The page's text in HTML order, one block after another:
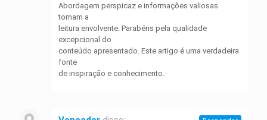
Abordagem perspicaz e informações valiosas
tornam a
leitura envolvente. Parabéns pela qualidade
excepcional do
conteúdo apresentado. Este artigo é uma verdadeira
fonte
de inspiração e conhecimento.